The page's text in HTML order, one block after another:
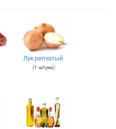
Лук репчатый
(1 штука)